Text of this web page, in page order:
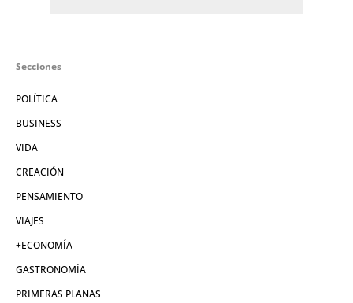
Secciones
POLÍTICA
BUSINESS
VIDA
CREACIÓN
PENSAMIENTO
VIAJES
+ECONOMÍA
GASTRONOMÍA
PRIMERAS PLANAS